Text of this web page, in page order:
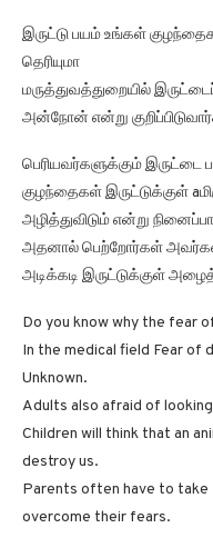
இருட்டு பயம் உங்கள்
தெரியுமா
மருத்துவத்துறையில்
அன்நோன் என்று
பெரியவர்களுக்கும் இருட்டை
குழந்தைகள் இருட்டுக்குள்
அழித்துவிடும் என்று
அதனால் பெற்றோர்கள்
அடிக்கடி இருட்டுக்குள்
Do you know why the fear
In the medical field Fear of
Unknown.
Adults also afraid of
Children will think that an
destroy us.
Parents often have to
overcome their fears.